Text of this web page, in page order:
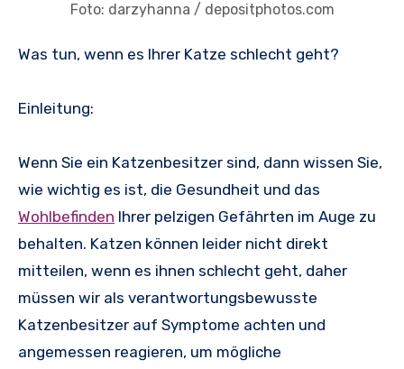
Foto: darzyhanna / depositphotos.com
Was tun, wenn es Ihrer Katze schlecht geht?
Einleitung:
Wenn Sie ein Katzenbesitzer sind, dann wissen Sie,
wie wichtig es ist, die Gesundheit und das
Wohlbefinden Ihrer pelzigen Gefährten im Auge zu
behalten. Katzen können leider nicht direkt
mitteilen, wenn es ihnen schlecht geht, daher
müssen wir als verantwortungsbewusste
Katzenbesitzer auf Symptome achten und
angemessen reagieren, um mögliche